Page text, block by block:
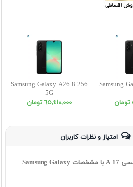
Samsung Galaxy A26 8 256
5G
٦٥,٤١٠,٠٠٠ تومان
Samsung
امتیاز و نظرات کاربران
گوشی موبایل سامسونگ گلکسی A 17 با مشخصات Samsung Galaxy